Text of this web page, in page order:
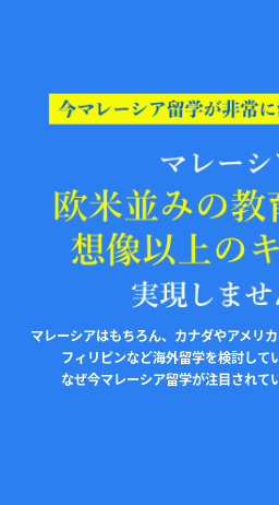
マレーシアはもちろん、カナダやアメリ
フィリピンなど海外留学を検討して
なぜ今マレーシア留学が注目されて